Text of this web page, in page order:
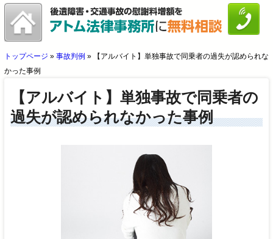
トップページ » 事故判例 »
【アルバイト】単独事故で同乗者の過失が認められな
かった事例
【アルバイト】単独事故で同乗者の
過失が認められなかった事例